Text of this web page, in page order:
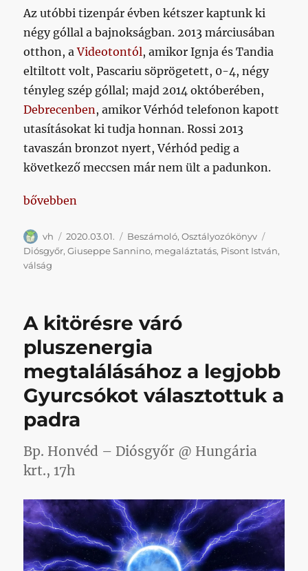
Az utóbbi tizenpár évben kétszer kaptunk ki
négy góllal a bajnokságban. 2013 márciusában
otthon, aVideotontól, amikor Ignja és Tandia
eltiltott volt, Pascariu söprögetett, 0-4, négy
tényleg szép góllal; majd 2014 októberében,
Debrecenben , amikor Vérhód telefonon kapott
utasításokat ki tudja honnan. Rossi 2013
tavaszán bronzot nyert, Vérhód pedig a
következő meccsen már nem ült a padunkon.
„Minél több meccset játszol, annál inkább
bővebben
Szerző
vh Közzétéve
2020.03.01. Kategória
Beszámoló,Osztályozókönyv
Diósgyőr,Giuseppe Sannino, megaláztatás, Pisont István,
válság
A kitörésre váró
pluszenergia
megtalálásához a legjobb
Gyurcsókot választottuk a
padra
Bp. Honvéd – Diósgyőr @ Hungária
krt., 17h